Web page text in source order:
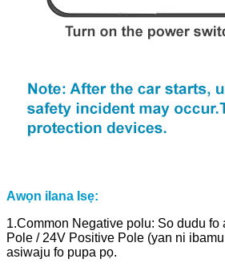
Awọn ilana Isẹ:
1.Common Negative polu: So dudu
Pole / 24V Positive Pole (yan ni
asiwaju fo pupa pọ.